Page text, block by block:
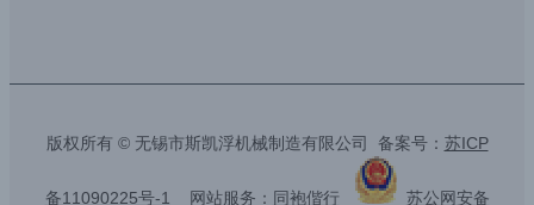
版权所有 © 无锡市斯凯浮机械制造有限公司 备案号： 苏ICP
备11090225号-1 网站服务： 同袍偕行
苏公网安备